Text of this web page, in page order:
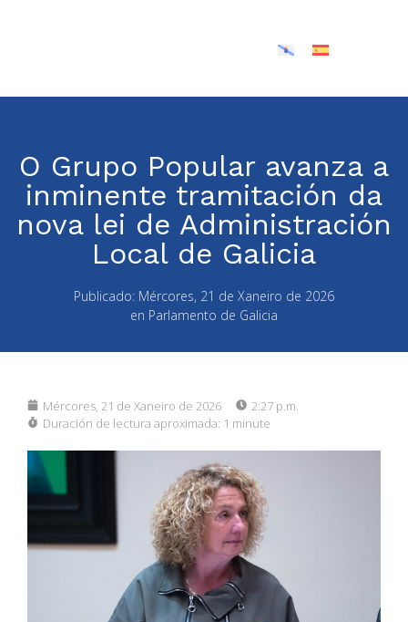
O Grupo Popular avanza a
inminente tramitación da
nova lei de Administración
Local de Galicia
Publicado: Mércores, 21 de Xaneiro de 2026
en Parlamento de Galicia
Mércores, 21 de Xaneiro de 2026
2:27 p.m.
Duración de lectura aproximada: 1 minute